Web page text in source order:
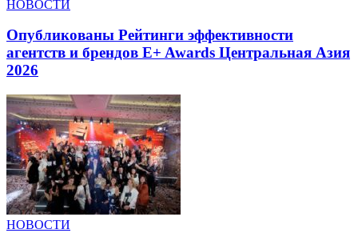
НОВОСТИ
Опубликованы Рейтинги эффективности
агентств и брендов E+ Awards Центральная Азия
2026
НОВОСТИ